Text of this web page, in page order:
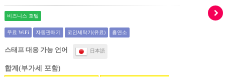
비즈니스 호텔
무료 WiFi 자동판매기 코인세탁기(유료) 흡연소
스태프 대응 가능 언어 日本語
합계(부가세 포함)